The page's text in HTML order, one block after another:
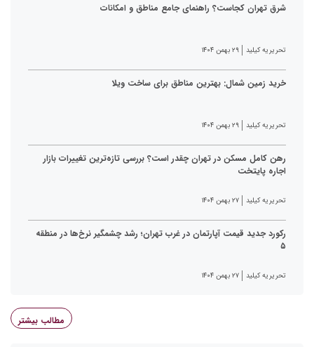
شرق تهران کجاست؟ راهنمای جامع مناطق و امکانات
تحریریه کیلید ۲۹ بهمن ۱۴۰۴
خرید زمین شمال: بهترین مناطق برای ساخت ویلا
تحریریه کیلید ۲۹ بهمن ۱۴۰۴
رهن کامل مسکن در تهران چقدر است؟ بررسی تازه‌ترین تغییرات بازار
اجاره پایتخت
تحریریه کیلید ۲۷ بهمن ۱۴۰۴
رکورد جدید قیمت آپارتمان در غرب تهران؛ رشد چشمگیر نرخ‌ها در منطقه
۵
تحریریه کیلید ۲۷ بهمن ۱۴۰۴
مطالب بیشتر